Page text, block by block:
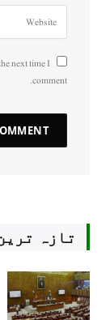
next time I
comment.
تازہ